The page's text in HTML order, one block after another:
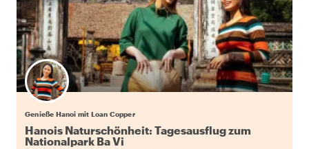
Genieße Hanoi mit Loan Copper
Hanois Naturschönheit: Tagesausflug zum
Nationalpark Ba Vi